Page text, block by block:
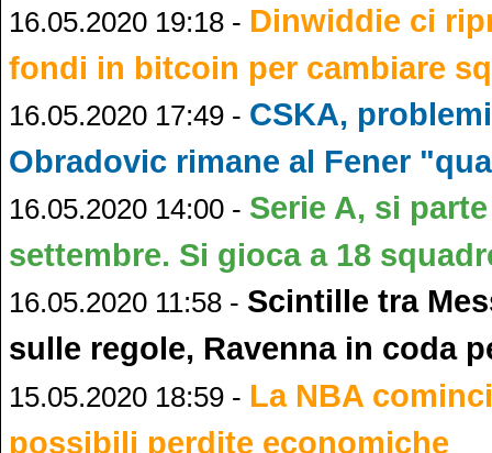
16.05.2020 19:18 - Dinwiddie ci
fondi in bitcoin per cambiare
16.05.2020 17:49 - CSKA,
Obradovic rimane al Fener
16.05.2020 14:00 - Serie A, si
settembre. Si gioca a 18
16.05.2020 11:58 - Scintille tra
sulle regole, Ravenna in coda
15.05.2020 18:59 - La NBA
possibili perdite economiche